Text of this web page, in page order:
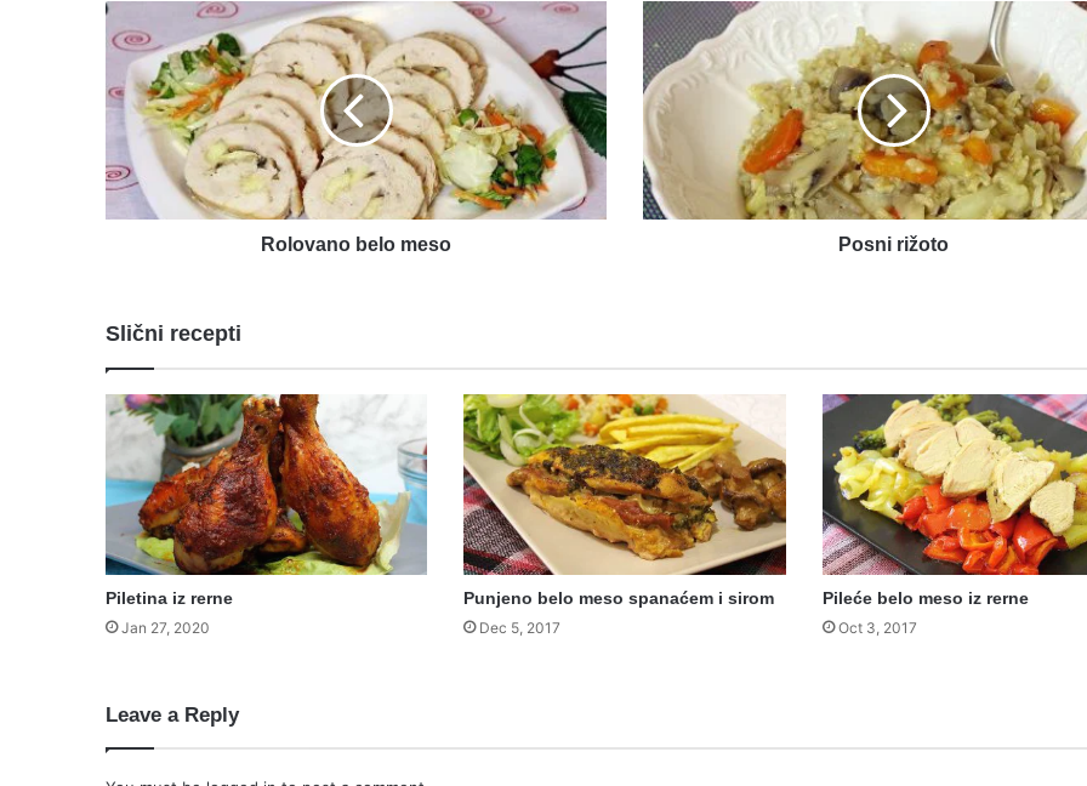
Rolovano
belo
meso
Rolovano belo meso
Posni
rižoto
Posni rižoto
Slični recepti
Piletina iz rerne
Jan 27, 2020
Punjeno belo meso spanaćem i sirom
Dec 5, 2017
Pileće belo meso iz rerne
Oct 3, 2017
Leave a Reply